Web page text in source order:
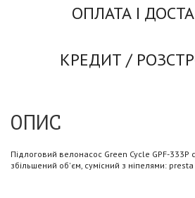
ОПЛАТА І
КРЕДИТ /
ОПИС
Підлоговий велонасос Green Cycle GPF-
збільшений об'єм, сумісний з ніпелями: